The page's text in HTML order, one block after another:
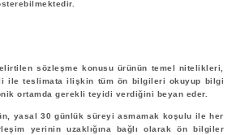
sözleşme konusu ürünün temel nitelikleri,
ile teslimata ilişkin tüm ön bilgileri okuyup bilgi
ortamda gerekli teyidi verdiğini beyan eder.
yasal 30 günlük süreyi asmamak koşulu ile her
yerinin uzaklığına bağlı olarak ön bilgiler